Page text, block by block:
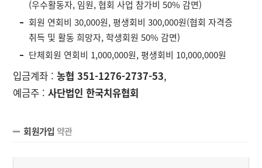
(우수활동자, 임원, 협회 사업 참가비 50% 감면)
회원 연회비 30,000원, 평생회비 300,000원(협회 자격증
취득 및 활동 희망자, 학생회원 50% 감면)
단체회원 연회비 1,000,000원, 평생회비 10,000,000원
입금계좌 :농협 351-1276-2737-53
예금주 :사단법인 한국치유협회
회원가입 약관